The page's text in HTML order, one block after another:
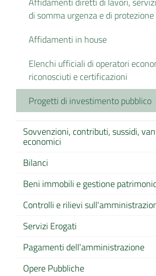
di somma urgenza e di
Affidamenti in house
Elenchi ufficiali di operatori
riconosciuti e certificazioni
Progetti di investimento pubblico
Sovvenzioni, contributi, sussidi,
economici
Bilanci
Beni immobili e gestione
Controlli e rilievi
Servizi Erogati
Pagamenti dell'amministrazione
Opere Pubbliche